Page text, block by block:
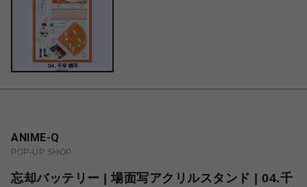
ANIME-Q
POP-UP SHOP
忘却バッテリー | 場面写アクリルスタンド | 04.千